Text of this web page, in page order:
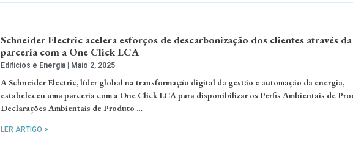
Schneider Electric acelera esforços de descarbonização dos clientes através da
parceria com a One Click LCA
Edifícios e Energia Maio 2, 2025
A Schneider Electric, líder global na transformação digital da gestão e automação da energia,
estabeleceu uma parceria com a One Click LCA para disponibilizar os Perfis Ambientais de
Declarações Ambientais de Produto …
LER ARTIGO >